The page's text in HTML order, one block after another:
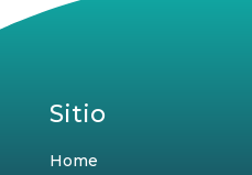
Sitio
Home